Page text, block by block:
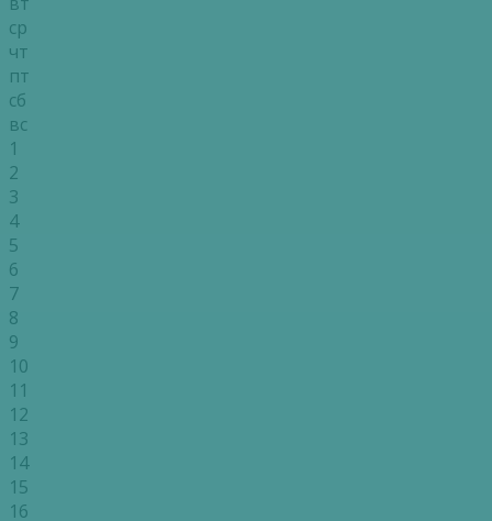
ср
чт
пт
сб
вс
1
2
3
4
5
6
7
8
9
10
11
12
13
14
15
16